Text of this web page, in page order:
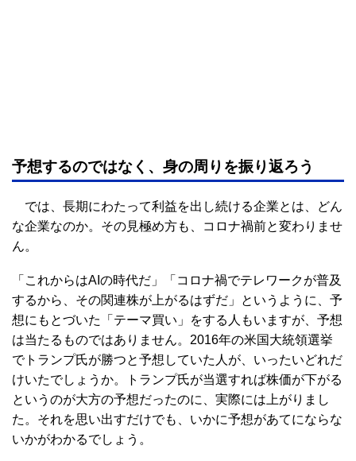
予想するのではなく、身の周りを振り返ろう
では、長期にわたって利益を出し続ける企業とは、どん
な企業なのか。その見極め方も、コロナ禍前と変わりませ
ん。
「これからはAIの時代だ」「コロナ禍でテレワークが普及
するから、その関連株が上がるはずだ」というように、予
想にもとづいた「テーマ買い」をする人もいますが、予想
は当たるものではありません。2016年の米国大統領選挙
でトランプ氏が勝つと予想していた人が、いったいどれだ
けいたでしょうか。トランプ氏が当選すれば株価が下がる
というのが大方の予想だったのに、実際には上がりまし
た。それを思い出すだけでも、いかに予想があてにならな
いかがわかるでしょう。